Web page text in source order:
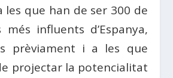
que han de ser 300 de
més influents d’Espanya,
prèviament i a les que
projectar la potencialitat